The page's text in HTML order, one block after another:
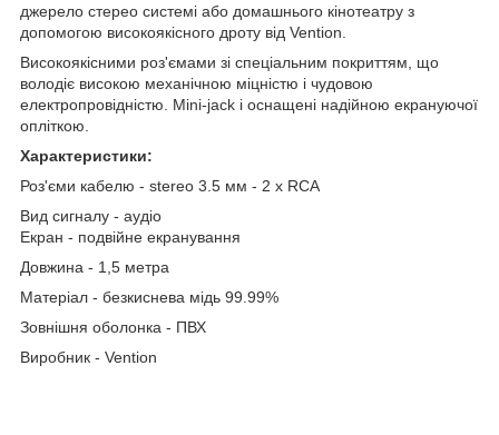
джерело стерео системі або домашнього кінотеатру з
допомогою високоякісного дроту від Vention.
Високоякісними роз'ємами зі спеціальним покриттям, що
володіє високою механічною міцністю і чудовою
електропровідністю. Mini-jack і оснащені надійною екрануючої
опліткою.
Характеристики:
Роз'єми кабелю - stereo 3.5 мм - 2 х RCA
Вид сигналу - аудіо
Екран - подвійне екранування
Довжина - 1,5 метра
Матеріал - безкиснева мідь 99.99%
Зовнішня оболонка - ПВХ
Виробник - Vention